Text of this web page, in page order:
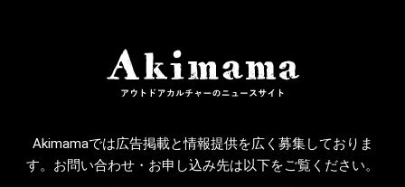
Akimamaでは広告掲載と情報提供を広く募集しておりま
す。お問い合わせ・お申し込み先は以下をご覧ください。